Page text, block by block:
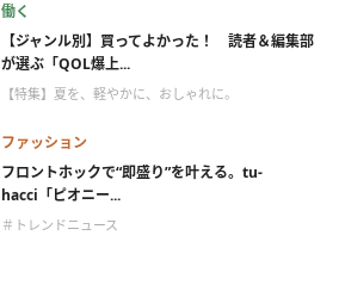
働く
【ジャンル別】買ってよかった！ 読者＆編集部
が選ぶ「QOL爆上...
【特集】夏を、軽やかに、おしゃれに。
ファッション
フロントホックで“即盛り”を叶える。tu-
hacci「ピオニー...
＃トレンドニュース